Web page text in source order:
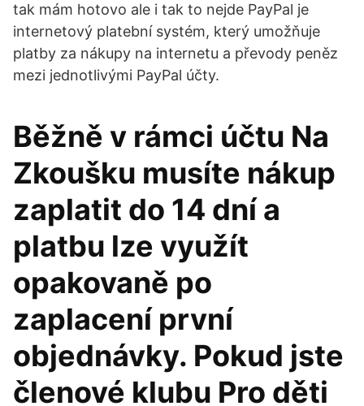
tak mám hotovo ale i tak to nejde PayPal je
internetový platební systém, který umožňuje
platby za nákupy na internetu a převody peněz
mezi jednotlivými PayPal účty.
Běžně v rámci účtu Na
Zkoušku musíte nákup
zaplatit do 14 dní a
platbu lze využít
opakovaně po
zaplacení první
objednávky. Pokud jste
členové klubu Pro děti